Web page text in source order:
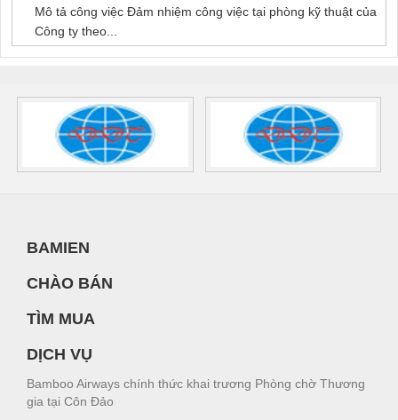
Mô tả công việc Đảm nhiệm công việc tại phòng kỹ thuật của
Công ty theo...
BAMIEN
CHÀO BÁN
TÌM MUA
DỊCH VỤ
Bamboo Airways chính thức khai trương Phòng chờ Thương
gia tại Côn Đảo